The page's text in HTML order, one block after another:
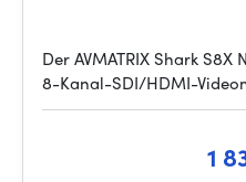
Der AVMATRIX Shark
8-Kanal-SDI/HDMI-
1